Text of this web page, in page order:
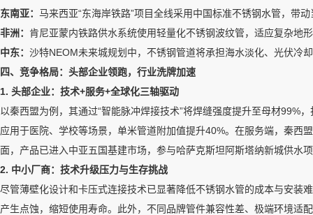
东南亚： 马来西亚“东海岸铁路”项目全线采用中国标准不锈钢水管，带
非洲： 肯尼亚蒙内铁路供水系统使用轻量化不锈钢波纹管，适应复杂地
中东： 沙特NEOM未来城规划中，不锈钢管道将承担海水淡化、光伏冷
四、竞争格局：头部企业领跑，行业洗牌加速
1. 头部企业：技术+服务+全球化三轴驱动
以秦西盟为例，其通过“智能脉冲焊接技术”将焊缝强度提升至母材99%
应用于医院、学校等场景，单米管道附加值提升40%。在服务端，秦西
面，产品已进入中亚五国基建市场，参与哈萨克斯坦阿斯塔纳新城供水
2. 中小厂商：技术升级压力与生存挑战
尽管薄壁化设计和卡压式连接技术已显著降低不锈钢水管的成本与安装
产生点蚀，缩短使用寿命。此外，不同品牌管件兼容性差、极端环境适